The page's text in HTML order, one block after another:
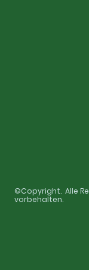
©Copyright. Alle
vorbehalten.